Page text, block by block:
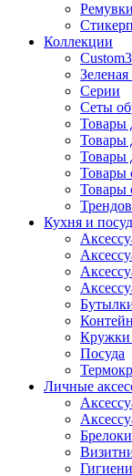
Коллекции
Серии
Сеты
Товары
Товары
Товары
Товары
Товары
Кухня и
Кружки
Посуда
Личные
Брелоки